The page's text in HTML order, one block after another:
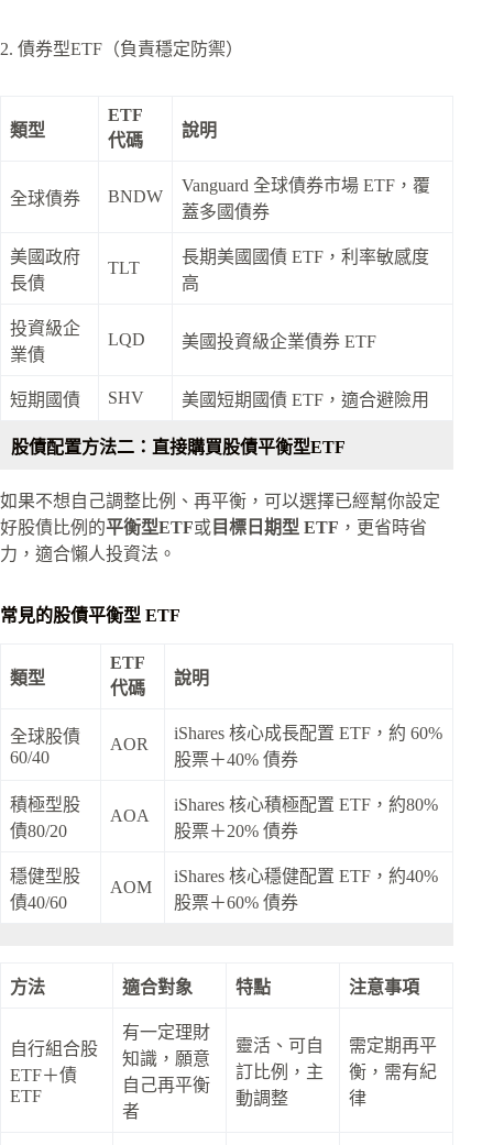
2. 債券型ETF（負責穩定防禦）
類型
ETF
代碼
說明
全球債券 BNDW
Vanguard 全球債券市場 ETF，覆
蓋多國債券
美國政府
長債
TLT
長期美國國債 ETF，利率敏感度
高
投資級企
業債
LQD 美國投資級企業債券 ETF
短期國債 SHV 美國短期國債 ETF，適合避險用
股債配置方法二：直接購買股債平衡型ETF
如果不想自己調整比例、再平衡，可以選擇已經幫你設定
好股債比例的平衡型ETF或 目標日期型 ETF ，更省時省
力，適合懶人投資法。
常見的股債平衡型 ETF
類型
ETF
代碼
說明
全球股債
60/40
AOR
iShares 核心成長配置 ETF，約 60%
股票＋40% 債券
積極型股
債80/20
AOA
iShares 核心積極配置 ETF，約80%
股票＋20% 債券
穩健型股
債40/60
AOM
iShares 核心穩健配置 ETF，約40%
股票＋60% 債券
方法 適合對象 特點 注意事項
自行組合股
ETF＋債
ETF
有一定理財
知識，願意
自己再平衡
者
靈活、可自
訂比例，主
動調整
需定期再平
衡，需有紀
律